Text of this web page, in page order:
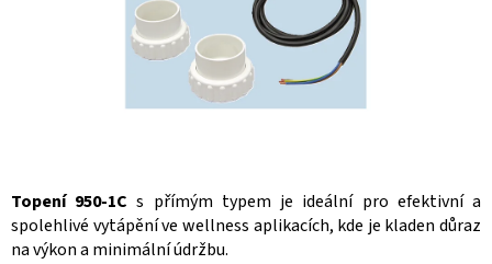
Topení 950-1C s přímým typem je ideální pro efektivní a
spolehlivé vytápění ve wellness aplikacích, kde je kladen důraz
na výkon a minimální údržbu.